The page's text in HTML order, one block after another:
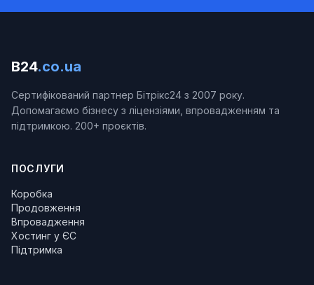
B24.co.ua
Сертифікований партнер Бітрікс24 з 2007 року.
Допомагаємо бізнесу з ліцензіями, впровадженням та
підтримкою. 200+ проєктів.
ПОСЛУГИ
Коробка
Продовження
Впровадження
Хостинг у ЄС
Підтримка